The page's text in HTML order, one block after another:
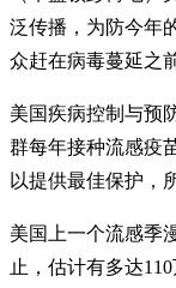
泛传播，为防今年
众赶在病毒蔓延之
美国疾病控制与预
群每年接种流感疫
以提供最佳保护，
美国上一个流感季
止，估计有多达